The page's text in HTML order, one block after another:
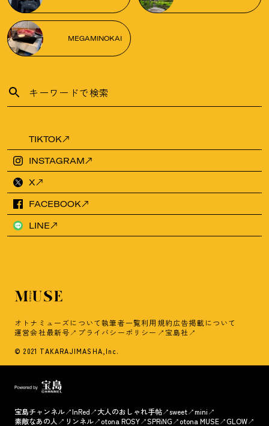
MEGAMINOKAI
TIKTOK
INSTAGRAM
X
FACEBOOK
LINE
オトナミューズについて執筆者一覧利用規約広告掲載について
運営会社最新号 プライバシーポリシー 宝島社
© 2021 TAKARAJIMASHA,Inc.
宝島チャンネル InRed 大人のおしゃれ手帖 sweet
mini
素敵なあの人
リンネル otona ROSY SPRiNG otona MUSE
GLOW